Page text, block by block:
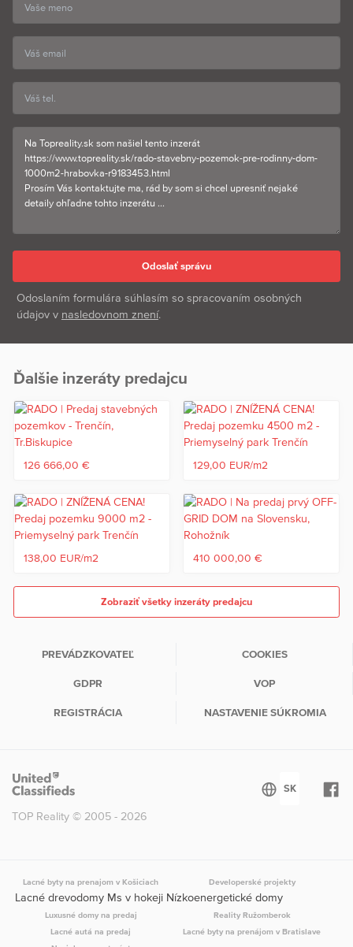
Odoslaním formulára súhlasím so spracovaním osobných
údajov v nasledovnom znení.
Ďalšie inzeráty predajcu
126 666,00 € 129,00 EUR/m2
138,00 EUR/m2 410 000,00 €
Zobraziť všetky inzeráty predajcu
PREVÁDZKOVATEĽ COOKIES
GDPR VOP
REGISTRÁCIA NASTAVENIE SÚKROMIA
TOP Reality © 2005 - 2026
Lacné byty na prenajom v Košiciach Developerské projekty
Lacné drevodomy Ms v hokeji Nízkoenergetické domy
Luxusné domy na predaj
Reality Ružomberok
Lacné autá na predaj
Lacné byty na prenájom v Bratislave